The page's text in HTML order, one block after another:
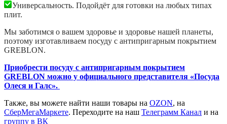
Универсальность. Подойдёт для готовки на любых типах
плит.
Мы заботимся о вашем здоровье и здоровье нашей планеты,
поэтому изготавливаем посуду с антипригарным покрытием
GREBLON.
Приобрести посуду с антипригарным покрытием
GREBLON можно у официального представителя «Посуда
Олеся и Галс».
Также, вы можете найти наши товары на OZON, на
СберМегаМаркете. Переходите на наш Телеграмм Канал и на
группу в ВК